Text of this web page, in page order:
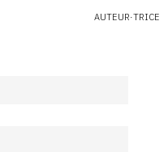
AUTEUR·TRICE